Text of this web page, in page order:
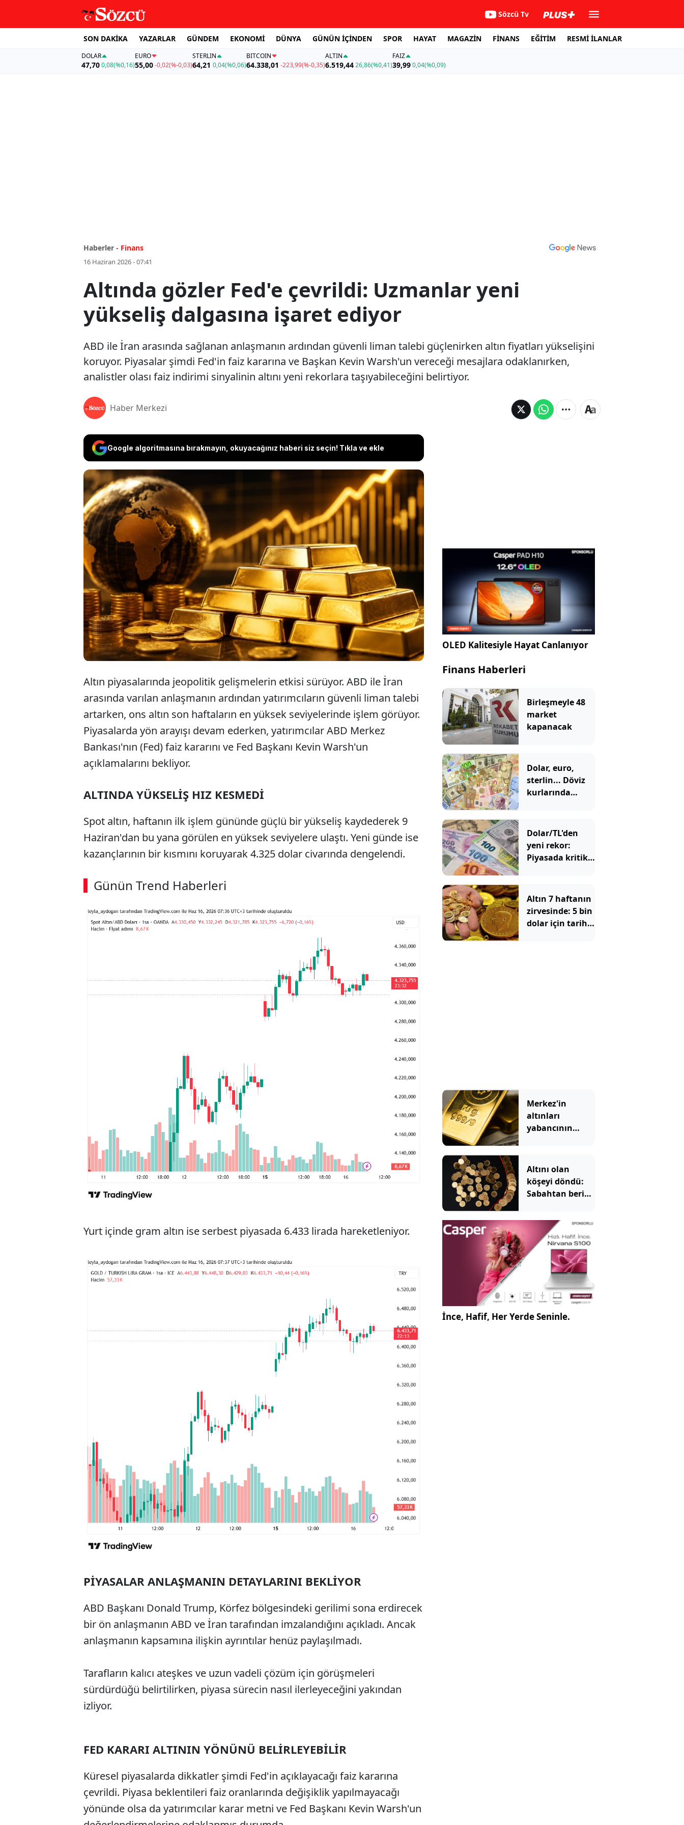
Sözcü Tv
SON DAKİKA YAZARLAR GÜNDEM EKONOMİ DÜNYA GÜNÜN İÇİNDEN SPOR HAYAT MAGAZİN FİNANS EĞİTİM RESMİ İLANLAR
DOLAR
47,700,08(%0,16)
EURO
55,00 -0,02(%-0,03)
STERLIN
64,21 0,04(%0,06)
BITCOIN
64.338,01 -223,99(%-0,35)
ALTIN
6.519,4426,86(%0,41)
FAİZ
39,990,04(%0,09)
Haberler - Finans
16 Haziran 2026 - 07:41
Altında gözler Fed'e çevrildi: Uzmanlar yeni
yükseliş dalgasına işaret ediyor
ABD ile İran arasında sağlanan anlaşmanın ardından güvenli liman talebi güçlenirken altın fiyatları yükselişini
koruyor. Piyasalar şimdi Fed'in faiz kararına ve Başkan Kevin Warsh'un vereceği mesajlara odaklanırken,
analistler olası faiz indirimi sinyalinin altını yeni rekorlara taşıyabileceğini belirtiyor.
Haber Merkezi
Google algoritmasına bırakmayın, okuyacağınız haberi siz seçin! Tıkla ve ekle
ABD ile İran arasında sağlanan anlaşmanın ardından güvenli liman
talebi güçlenirken altın fiyatları yükselişini koruyor. Piyasalar şimdi
Fed'in faiz kararına ve Başkan Kevin Warsh'un vereceği mesajlara
odaklanırken, analistler olası faiz indirimi sinyalinin altını yeni
rekorlara taşıyabileceğini belirtiyor.
Altın piyasalarında jeopolitik gelişmelerin etkisi sürüyor. ABD ile İran
arasında varılan anlaşmanın ardından yatırımcıların güvenli liman talebi
artarken, ons altın son haftaların en yüksek seviyelerinde işlem görüyor.
Piyasalarda yön arayışı devam ederken, yatırımcılar ABD Merkez
Bankası'nın (Fed) faiz kararını ve Fed Başkanı Kevin Warsh'un
açıklamalarını bekliyor.
ALTINDA YÜKSELİŞ HIZ KESMEDİ
Spot altın, haftanın ilk işlem gününde güçlü bir yükseliş kaydederek 9
Haziran'dan bu yana görülen en yüksek seviyelere ulaştı. Yeni günde ise
kazançlarının bir kısmını koruyarak 4.325 dolar civarında dengelendi.
Günün Trend Haberleri
00:02 / 09:08
Yurt içinde gram altın ise serbest piyasada 6.433 lirada hareketleniyor.
PİYASALAR ANLAŞMANIN DETAYLARINI BEKLİYOR
ABD Başkanı Donald Trump, Körfez bölgesindeki gerilimi sona erdirecek
bir ön anlaşmanın ABD ve İran tarafından imzalandığını açıkladı. Ancak
anlaşmanın kapsamına ilişkin ayrıntılar henüz paylaşılmadı.
Tarafların kalıcı ateşkes ve uzun vadeli çözüm için görüşmeleri
sürdürdüğü belirtilirken, piyasa sürecin nasıl ilerleyeceğini yakından
izliyor.
FED KARARI ALTININ YÖNÜNÜ BELİRLEYEBİLİR
Küresel piyasalarda dikkatler şimdi Fed'in açıklayacağı faiz kararına
çevrildi. Piyasa beklentileri faiz oranlarında değişiklik yapılmayacağı
yönünde olsa da yatırımcılar karar metni ve Fed Başkanı Kevin Warsh'un
OLED Kalitesiyle Hayat Canlanıyor
Finans Haberleri
Birleşmeyle 48
market
kapanacak
Dolar, euro,
sterlin... Döviz
kurlarında
Dolar/TL'den
yeni rekor:
Piyasada kritik
alarmı!
Altın 7 haftanın
zirvesinde: 5 bin
dolar için tarih
Merkez'in
altınları
yabancının
Altını olan
köşeyi döndü:
Sabahtan beri
kazandırdı
İnce, Hafif, Her Yerde Seninle.